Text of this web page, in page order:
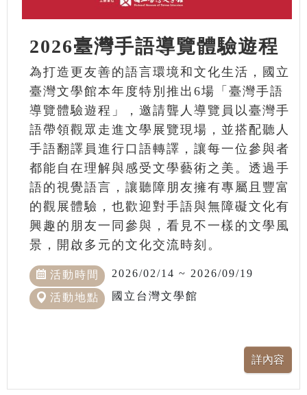
2026臺灣手語導覽體驗遊程
為打造更友善的語言環境和文化生活，國立
臺灣文學館本年度特別推出6場「臺灣手語
導覽體驗遊程」，邀請聾人導覽員以臺灣手
語帶領觀眾走進文學展覽現場，並搭配聽人
手語翻譯員進行口語轉譯，讓每一位參與者
都能自在理解與感受文學藝術之美。透過手
語的視覺語言，讓聽障朋友擁有專屬且豐富
的觀展體驗，也歡迎對手語與無障礙文化有
興趣的朋友一同參與，看見不一樣的文學風
景，開啟多元的文化交流時刻。
活動時間 2026/02/14 ~ 2026/09/19
活動地點 國立台灣文學館